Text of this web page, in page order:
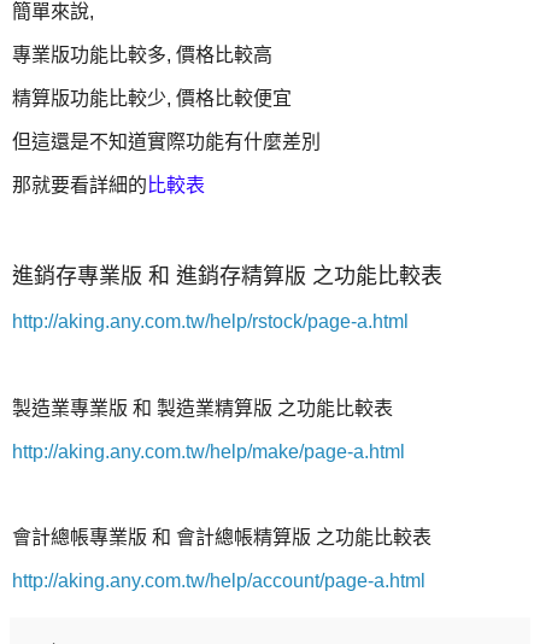
簡單來說,
專業版功能比較多, 價格比較高
精算版功能比較少, 價格比較便宜
但這還是不知道實際功能有什麼差別
那就要看詳細的 比較表
進銷存專業版 和 進銷存精算版 之功能比較表
http://aking.any.com.tw/help/rstock/page-a.html
製造業專業版 和 製造業精算版 之功能比較表
http://aking.any.com.tw/help/make/page-a.html
會計總帳專業版 和 會計總帳精算版 之功能比較表
http://aking.any.com.tw/help/account/page-a.html